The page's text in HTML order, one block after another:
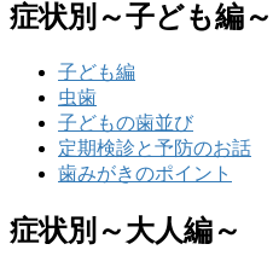
症状別～子ども編～
子ども編
虫歯
子どもの歯並び
定期検診と予防のお話
歯みがきのポイント
症状別～大人編～